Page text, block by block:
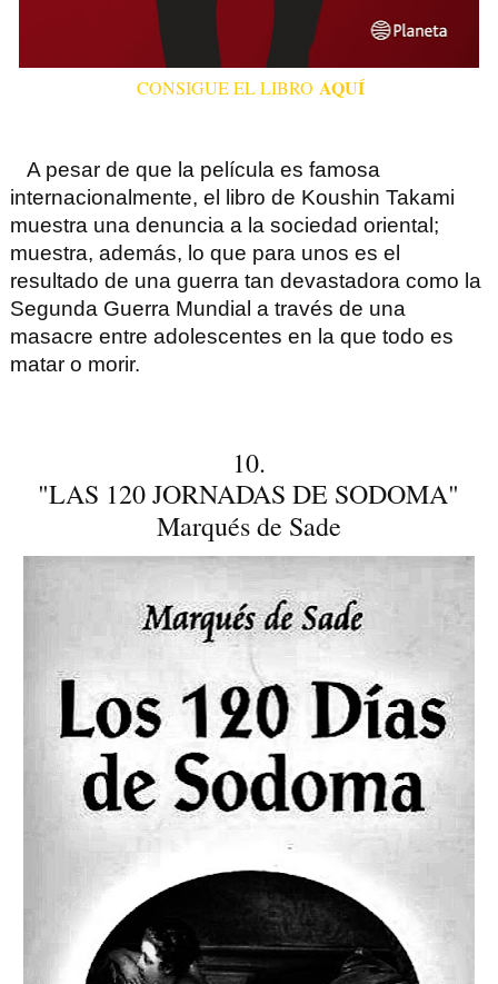
CONSIGUE EL LIBRO AQUÍ
A pesar de que la película es famosa
internacionalmente, el libro de Koushin Takami
muestra una denuncia a la sociedad oriental;
muestra, además, lo que para unos es el
resultado de una guerra tan devastadora como la
Segunda Guerra Mundial a través de una
masacre entre adolescentes en la que todo es
matar o morir.
10.
"LAS 120 JORNADAS DE SODOMA"
Marqués de Sade